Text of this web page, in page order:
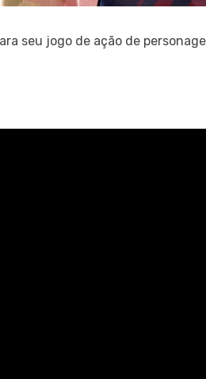
seu jogo de ação de